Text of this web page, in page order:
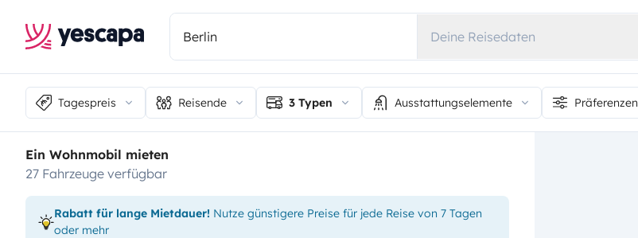
Deine Reisedaten
Tagespreis Reisende 3 Typen Ausstattungselemente Präferenzen
Ein Wohnmobil mieten
27 Fahrzeuge verfügbar
Rabatt für lange Mietdauer! Nutze günstigere Preise für jede Reise von 7 Tagen
oder mehr